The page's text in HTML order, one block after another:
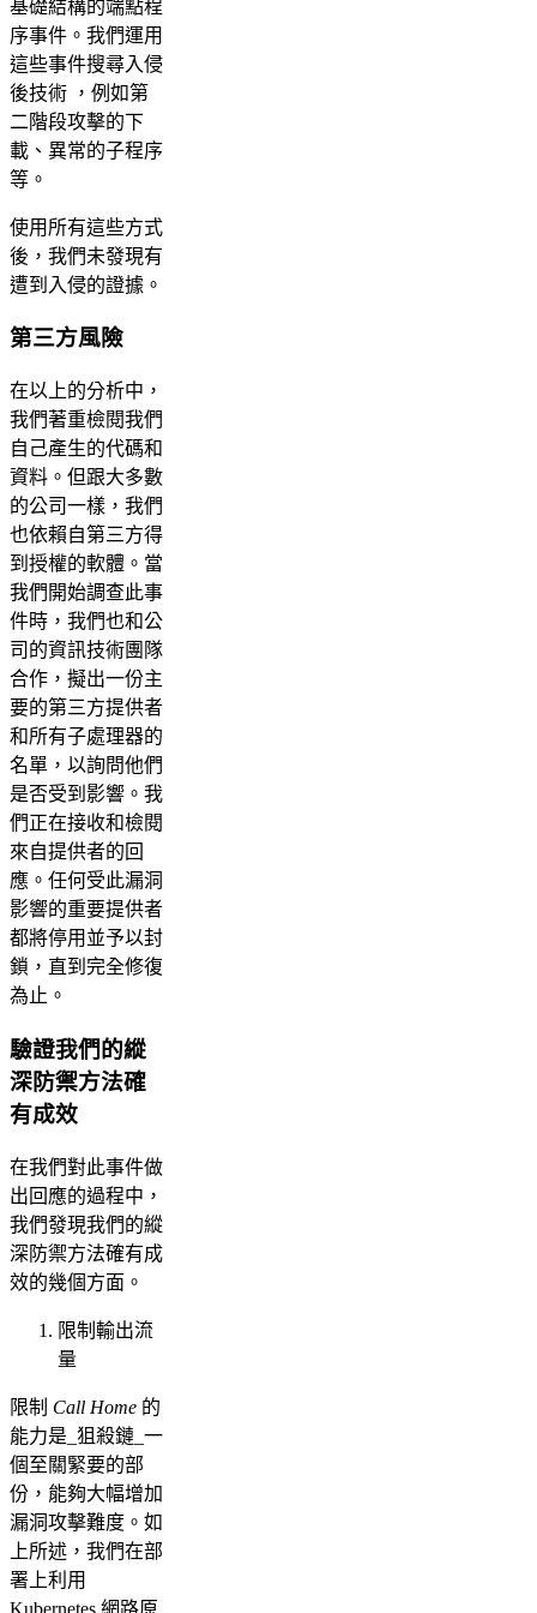
基礎結構的端點程
序事件。我們運用
這些事件搜尋入侵
後技術 ，例如第
二階段攻擊的下
載、異常的子程序
等。
使用所有這些方式
後，我們未發現有
遭到入侵的證據。
第三方風險
在以上的分析中，
我們著重檢閱我們
自己產生的代碼和
資料。但跟大多數
的公司一樣，我們
也依賴自第三方得
到授權的軟體。當
我們開始調查此事
件時，我們也和公
司的資訊技術團隊
合作，擬出一份主
要的第三方提供者
和所有子處理器的
名單，以詢問他們
是否受到影響。我
們正在接收和檢閱
來自提供者的回
應。任何受此漏洞
影響的重要提供者
都將停用並予以封
鎖，直到完全修復
為止。
驗證我們的縱
深防禦方法確
有成效
在我們對此事件做
出回應的過程中，
我們發現我們的縱
深防禦方法確有成
效的幾個方面。
限制輸出流
量
限制 Call Home 的
能力是_狙殺鏈_一
個至關緊要的部
份，能夠大幅增加
漏洞攻擊難度。如
上所述，我們在部
署上利用
Kubernetes 網路原